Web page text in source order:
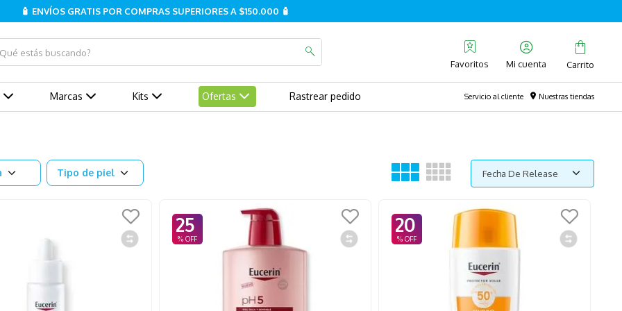
🧴 ENVÍOS GRATIS POR COMPRAS SUPERIORES A $150.000 🧴
estás buscando?
Favoritos
Marcas Kits Ofertas Rastrear pedido Servicio al cliente Nuestras tiendas
Tipo de piel Fecha De Release
25 20